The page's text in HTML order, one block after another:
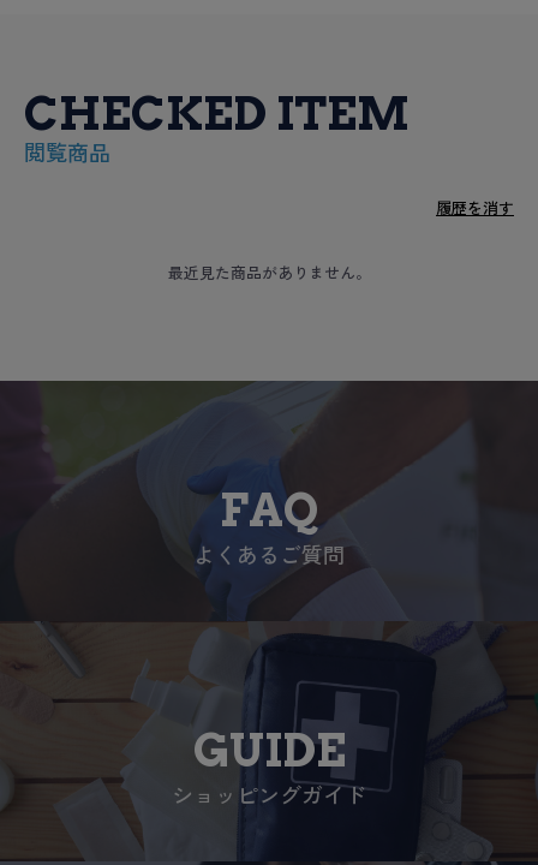
CHECKED ITEM
閲覧商品
履歴を消す
最近見た商品がありません。
FAQ
よくあるご質問
GUIDE
ショッピングガイド